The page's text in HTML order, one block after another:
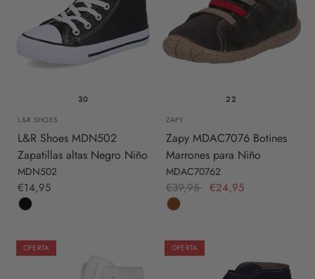
30
L&R SHOES
L&R Shoes MDN502
Zapatillas altas Negro Niño
MDN502
€14,95
22
ZAPY
Zapy MDAC7076 Botines
Marrones para Niño
MDAC70762
€39,95 €24,95
OFERTA OFERTA